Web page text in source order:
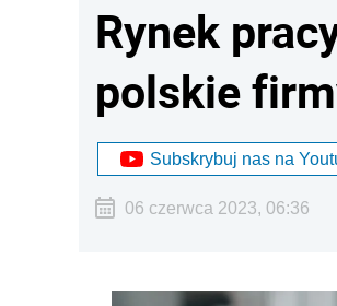
Rynek
polskie
Subskrybuj nas na
06 czerwca 2023, 06:36